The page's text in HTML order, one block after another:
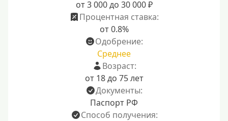
от 3 000 до 30 000 ₽
Процентная ставка:
от 0.8%
Одобрение:
Среднее
Возраст:
от 18 до 75 лет
Документы:
Паспорт РФ
Способ получения: